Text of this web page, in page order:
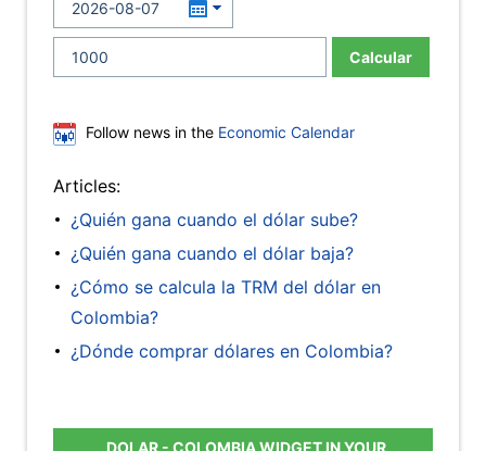
Calcular
Follow news in the Economic Calendar
Articles:
¿Quién gana cuando el dólar sube?
¿Quién gana cuando el dólar baja?
¿Cómo se calcula la TRM del dólar en
Colombia?
¿Dónde comprar dólares en Colombia?
DOLAR - COLOMBIA WIDGET IN YOUR